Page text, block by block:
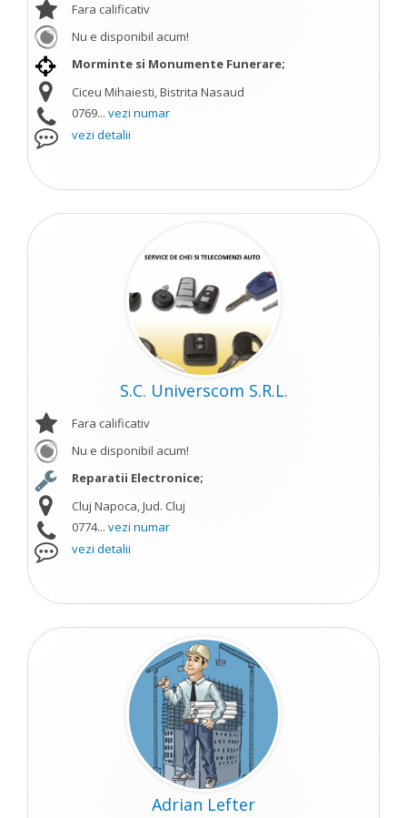
Fara calificativ
Nu e disponibil acum!
Morminte si Monumente Funerare;
Ciceu Mihaiesti, Bistrita Nasaud
0769... vezi numar
vezi detalii
S.C. Universcom S.R.L.
Fara calificativ
Nu e disponibil acum!
Reparatii Electronice;
Cluj Napoca, Jud. Cluj
0774... vezi numar
vezi detalii
Adrian Lefter